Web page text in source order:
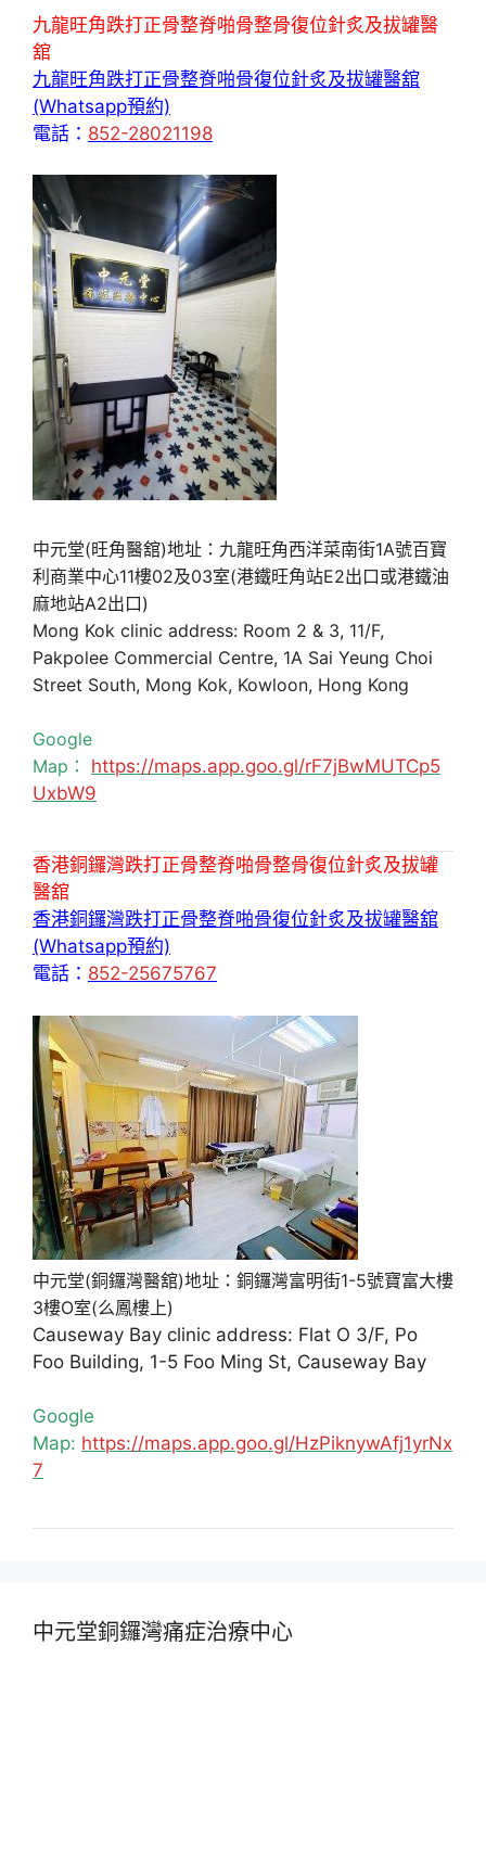
九龍旺角跌打正骨整脊啪骨整骨復位針炙及拔罐醫
舘
九龍旺角跌打正骨整脊啪骨復位針炙及拔罐醫舘
(Whatsapp預約)
電話： 852-28021198
中元堂(旺角醫舘)地址：九龍旺角西洋菜南街1A號百寶
利商業中心11樓02及03室(港鐵旺角站E2出口或港鐵油
麻地站A2出口)
Mong Kok clinic address: Room 2 & 3, 11/F,
Pakpolee Commercial Centre, 1A Sai Yeung Choi
Street South, Mong Kok, Kowloon, Hong Kong
Google
Map： https://maps.app.goo.gl/rF7jBwMUTCp5
UxbW9
香港銅鑼灣跌打正骨整脊啪骨整骨復位針炙及拔罐
醫舘
香港銅鑼灣跌打正骨整脊啪骨復位針炙及拔罐醫舘
(Whatsapp預約)
電話： 852-25675767
中元堂(銅鑼灣醫舘)地址：銅鑼灣富明街1-5號寶富大樓
3樓O室(么鳳樓上)
Causeway Bay clinic address: Flat O 3/F, Po
Foo Building, 1-5 Foo Ming St, Causeway Bay
Google
Map: https://maps.app.goo.gl/HzPiknywAfj1yrNx
7
中元堂銅鑼灣痛症治療中心